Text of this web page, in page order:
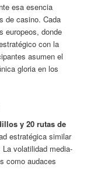
esa esencia
de casino. Cada
europeos, donde
con la
asumen el
gloria en los
y 20 rutas de
estratégica similar
volatilidad media-
como audaces